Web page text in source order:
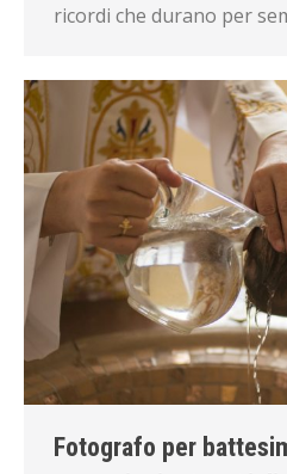
ricordi che durano per
Fotografo per